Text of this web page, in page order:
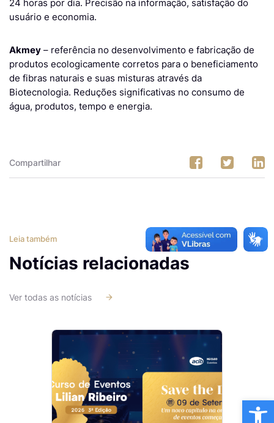
24 horas por dia. Precisão na informação, satisfação do
usuário e economia.
Akmey – referência no desenvolvimento e fabricação de
produtos ecologicamente corretos para o beneficiamento
de fibras naturais e suas misturas através da
Biotecnologia. Reduções significativas no consumo de
água, produtos, tempo e energia.
Compartilhar
Leia também
Notícias relacionadas
Ver todas as notícias